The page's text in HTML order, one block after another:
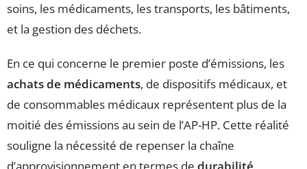
soins, les médicaments, les transports, les bâtiments,
et la gestion des déchets.
En ce qui concerne le premier poste d’émissions, les
achats de médicaments, de dispositifs médicaux, et
de consommables médicaux représentent plus de la
moitié des émissions au sein de l’AP-HP. Cette réalité
souligne la nécessité de repenser la chaîne